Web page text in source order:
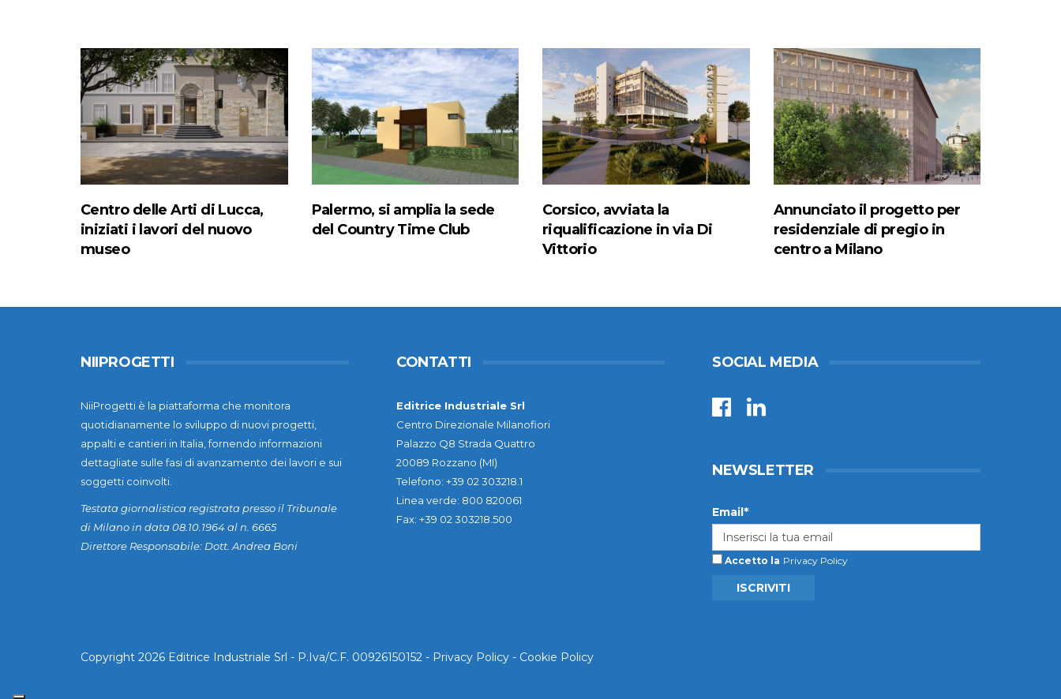
Centro delle Arti di Lucca,
iniziati i lavori del nuovo
museo
Palermo, si amplia la sede
del Country Time Club
Corsico, avviata la
riqualificazione in via Di
Vittorio
Annunciato il progetto per
residenziale di pregio in
centro a Milano
NIIPROGETTI
NiiProgetti è la piattaforma che monitora
quotidianamente lo sviluppo di nuovi progetti,
appalti e cantieri in Italia, fornendo informazioni
dettagliate sulle fasi di avanzamento dei lavori e sui
soggetti coinvolti.
Testata giornalistica registrata presso il Tribunale
di Milano in data 08.10.1964 al n. 6665
Direttore Responsabile: Dott. Andrea Boni
CONTATTI
Editrice Industriale Srl
Centro Direzionale Milanofiori
Palazzo Q8 Strada Quattro
20089 Rozzano (MI)
Telefono: +39 02 303218.1
Linea verde: 800 820061
Fax: +39 02 303218.500
SOCIAL MEDIA
NEWSLETTER
Email*
Accetto la Privacy Policy
ISCRIVITI
Copyright 2026 Editrice Industriale Srl - P.Iva/C.F. 00926150152 - Privacy Policy - Cookie Policy